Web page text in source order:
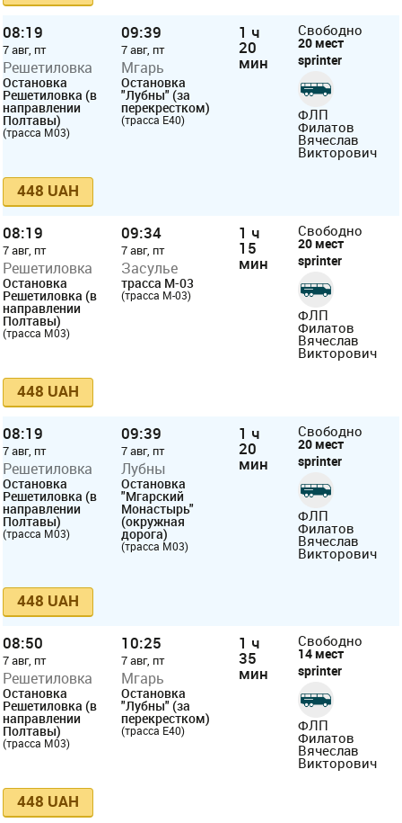
08:19
7 авг, пт
Решетиловка
Остановка
Решетиловка (в
направлении
Полтавы)
(трасса М03)
09:39
7 авг, пт
Мгарь
Остановка
"Лубны" (за
перекрестком)
(трасса E40)
1 ч
20
мин
Свободно
20 мест
sprinter
ФЛП
Филатов
Вячеслав
Викторович
448 UAH
08:19
7 авг, пт
Решетиловка
Остановка
Решетиловка (в
направлении
Полтавы)
(трасса М03)
09:34
7 авг, пт
Засулье
трасса М-03
(трасса М-03)
1 ч
15
мин
Свободно
20 мест
sprinter
ФЛП
Филатов
Вячеслав
Викторович
448 UAH
08:19
7 авг, пт
Решетиловка
Остановка
Решетиловка (в
направлении
Полтавы)
(трасса М03)
09:39
7 авг, пт
Лубны
Остановка
"Мгарский
Монастырь"
(окружная
дорога)
(трасса М03)
1 ч
20
мин
Свободно
20 мест
sprinter
ФЛП
Филатов
Вячеслав
Викторович
448 UAH
08:50
7 авг, пт
Решетиловка
Остановка
Решетиловка (в
направлении
Полтавы)
(трасса М03)
10:25
7 авг, пт
Мгарь
Остановка
"Лубны" (за
перекрестком)
(трасса E40)
1 ч
35
мин
Свободно
14 мест
sprinter
ФЛП
Филатов
Вячеслав
Викторович
448 UAH